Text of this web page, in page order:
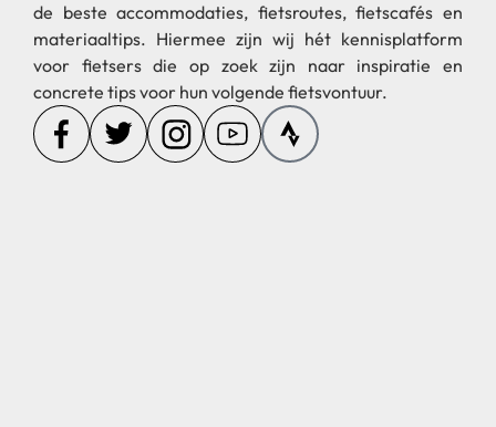
de beste accommodaties, fietsroutes, fietscafés en
materiaaltips. Hiermee zijn wij hét kennisplatform
voor fietsers die op zoek zijn naar inspiratie en
concrete tips voor hun volgende fietsvontuur.